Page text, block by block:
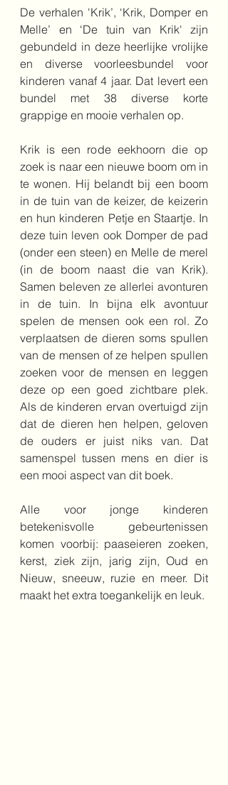
De verhalen 'Krik’, ‘Krik, Domper en
Melle’ en ‘De tuin van Krik' zijn
gebundeld in deze heerlijke vrolijke
en diverse voorleesbundel voor
kinderen vanaf 4 jaar. Dat levert een
bundel met 38 diverse korte
grappige en mooie verhalen op.
Krik is een rode eekhoorn die op
zoek is naar een nieuwe boom om in
te wonen. Hij belandt bij een boom
in de tuin van de keizer, de keizerin
en hun kinderen Petje en Staartje. In
deze tuin leven ook Domper de pad
(onder een steen) en Melle de merel
(in de boom naast die van Krik).
Samen beleven ze allerlei avonturen
in de tuin. In bijna elk avontuur
spelen de mensen ook een rol. Zo
verplaatsen de dieren soms spullen
van de mensen of ze helpen spullen
zoeken voor de mensen en leggen
deze op een goed zichtbare plek.
Als de kinderen ervan overtuigd zijn
dat de dieren hen helpen, geloven
de ouders er juist niks van. Dat
samenspel tussen mens en dier is
een mooi aspect van dit boek.
Alle voor jonge kinderen
betekenisvolle gebeurtenissen
komen voorbij: paaseieren zoeken,
kerst, ziek zijn, jarig zijn, Oud en
Nieuw, sneeuw, ruzie en meer. Dit
maakt het extra toegankelijk en leuk.